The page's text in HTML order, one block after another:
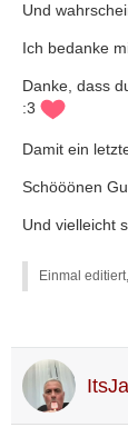
Und
Ich bedanke
Danke, dass
:3
Damit ein
Schööönen
Und vielleicht
Einmal